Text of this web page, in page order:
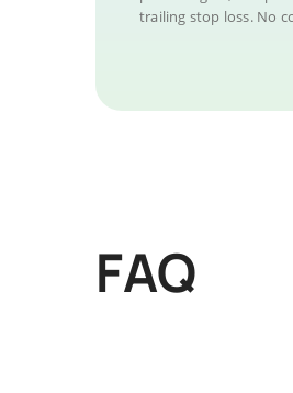
trailing stop loss. No
FAQ